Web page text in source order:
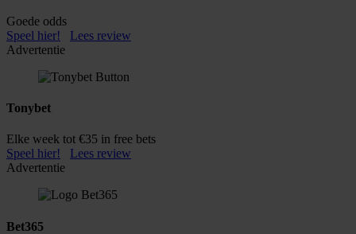
Goede odds
Speel hier!
Lees review
Advertentie
Tonybet
Elke week tot €35 in free bets
Speel hier!
Lees review
Advertentie
Bet365